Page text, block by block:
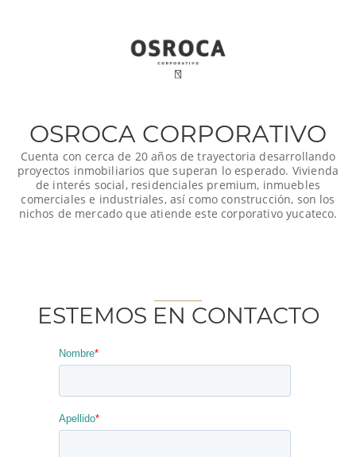
OSROCA CORPORATIVO
Cuenta con cerca de 20 años de trayectoria desarrollando
proyectos inmobiliarios que superan lo esperado. Vivienda
de interés social, residenciales premium, inmuebles
comerciales e industriales, así como construcción, son los
nichos de mercado que atiende este corporativo yucateco.
ESTEMOS EN CONTACTO